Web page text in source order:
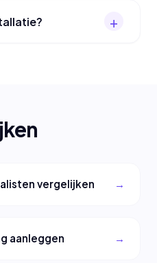
vergelijken
aanleggen